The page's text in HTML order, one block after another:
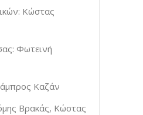
Κώστας
Φωτεινή
Καζάν
Βρακάς, Κώστας